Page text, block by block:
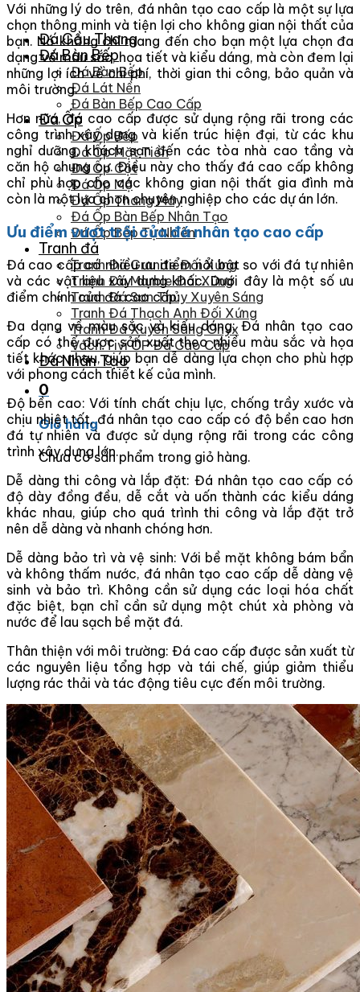
Đá Cầu Thang
Đá Bàn Bếp
Đá Bàn Bếp
Đá Lát Nền
Đá Bàn Bếp Cao Cấp
Đá Ốp
Đá Ốp Bếp
Đá Ốp Mặt Tiền
Đá Ốp Cột
Đá Ốp Mộ
Đá Ốp Thang Máy
Đá Ốp Bàn Bếp Nhân Tạo
Đá Ốp Bếp Tự Nhiên
Tranh đá
Tranh Đá Granite Đối Xứng
Tranh Đá Marble Đối Xứng
Tranh Đá Sơn Thủy Xuyên Sáng
Tranh Đá Thạch Anh Đối Xứng
Tranh Đá Xuyên Sáng Onyx
Vách Tivi ỐP Đá Cao Cấp
Đá Nhân Tạo
0
Giỏ hàng
Chưa có sản phẩm trong giỏ hàng.
Với những lý do trên, đá nhân tạo cao cấp là một sự lựa
chọn thông minh và tiện lợi cho không gian nội thất của
bạn. Nó không chỉ mang đến cho bạn một lựa chọn đa
dạng về màu sắc, họa tiết và kiểu dáng, mà còn đem lại
những lợi ích về chi phí, thời gian thi công, bảo quản và
môi trường.
Hơn nữa, đá cao cấp được sử dụng rộng rãi trong các
công trình xây dựng và kiến trúc hiện đại, từ các khu
nghỉ dưỡng, khách sạn đến các tòa nhà cao tầng và
căn hộ chung cư. Điều này cho thấy đá cao cấp không
chỉ phù hợp cho các không gian nội thất gia đình mà
còn là một lựa chọn chuyên nghiệp cho các dự án lớn.
Ưu điểm vượt trội của đá nhân tạo cao cấp
Đá cao cấp có nhiều ưu điểm nổi bật so với đá tự nhiên
và các vật liệu xây dựng khác. Dưới đây là một số ưu
điểm chính của đá cao cấp:
Đa dạng về màu sắc và kiểu dáng: Đá nhân tạo cao
cấp có thể được sản xuất theo nhiều màu sắc và họa
tiết khác nhau, giúp bạn dễ dàng lựa chọn cho phù hợp
với phong cách thiết kế của mình.
Độ bền cao: Với tính chất chịu lực, chống trầy xước và
chịu nhiệt tốt, đá nhân tạo cao cấp có độ bền cao hơn
đá tự nhiên và được sử dụng rộng rãi trong các công
trình xây dựng lớn.
Dễ dàng thi công và lắp đặt: Đá nhân tạo cao cấp có
độ dày đồng đều, dễ cắt và uốn thành các kiểu dáng
khác nhau, giúp cho quá trình thi công và lắp đặt trở
nên dễ dàng và nhanh chóng hơn.
Dễ dàng bảo trì và vệ sinh: Với bề mặt không bám bẩn
và không thấm nước, đá nhân tạo cao cấp dễ dàng vệ
sinh và bảo trì. Không cần sử dụng các loại hóa chất
đặc biệt, bạn chỉ cần sử dụng một chút xà phòng và
nước để lau sạch bề mặt đá.
Thân thiện với môi trường: Đá cao cấp được sản xuất từ
các nguyên liệu tổng hợp và tái chế, giúp giảm thiểu
lượng rác thải và tác động tiêu cực đến môi trường.